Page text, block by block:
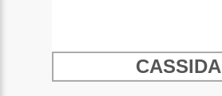
CASSIDA